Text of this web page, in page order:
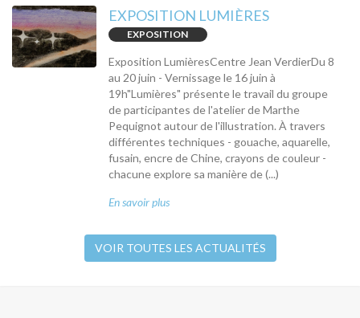
EXPOSITION LUMIÈRES
EXPOSITION
Exposition LumièresCentre Jean VerdierDu 8
au 20 juin - Vernissage le 16 juin à
19h"Lumières" présente le travail du groupe
de participantes de l'atelier de Marthe
Pequignot autour de l'illustration. À travers
différentes techniques - gouache, aquarelle,
fusain, encre de Chine, crayons de couleur -
chacune explore sa manière de (...)
En savoir plus
VOIR TOUTES LES ACTUALITÉS